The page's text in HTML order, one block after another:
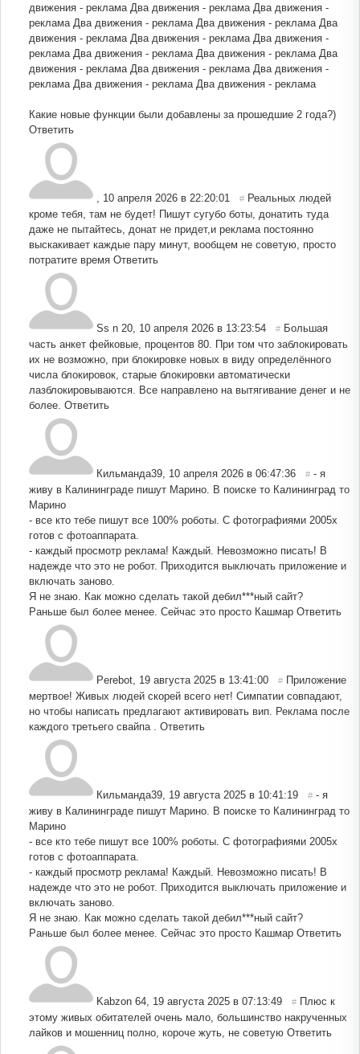
движения - реклама Два движения - реклама Два движения -
реклама Два движения - реклама Два движения - реклама Два
движения - реклама Два движения - реклама Два движения -
реклама Два движения - реклама Два движения - реклама Два
движения - реклама Два движения - реклама Два движения -
реклама Два движения - реклама Два движения - реклама
Какие новые функции были добавлены за прошедшие 2 года?)
Ответить
10 апреля 2026 в 22:20:01 # Реальных людей
кроме тебя, там не будет! Пишут сугубо боты, донатить туда
даже не пытайтесь, донат не придет,и реклама постоянно
выскакивает каждые пару минут, вообщем не советую, просто
потратите время Ответить
Ss n 20 10 апреля 2026 в 13:23:54 # Большая
часть анкет фейковые, процентов 80. При том что заблокировать
их не возможно, при блокировке новых в виду определённого
числа блокировок, старые блокировки автоматически
лазблокировываются. Все направлено на вытягивание денег и не
более. Ответить
Кильманда39 10 апреля 2026 в 06:47:36 # - я
живу в Калининграде пишут Марино. В поиске то Калининград то
Марино
- все кто тебе пишут все 100% роботы. С фотографиями 2005х
готов с фотоаппарата.
- каждый просмотр реклама! Каждый. Невозможно писать! В
надежде что это не робот. Приходится выключать приложение и
включать заново.
Я не знаю. Как можно сделать такой дебил***ный сайт?
Раньше был более менее. Сейчас это просто Кашмар Ответить
Perebot 19 августа 2025 в 13:41:00 # Приложение
мертвое! Живых людей скорей всего нет! Симпатии совпадают,
но чтобы написать предлагают активировать вип. Реклама после
каждого третьего свайпа .
Ответить
Кильманда39 19 августа 2025 в 10:41:19 # - я
живу в Калининграде пишут Марино. В поиске то Калининград то
Марино
- все кто тебе пишут все 100% роботы. С фотографиями 2005х
готов с фотоаппарата.
- каждый просмотр реклама! Каждый. Невозможно писать! В
надежде что это не робот. Приходится выключать приложение и
включать заново.
Я не знаю. Как можно сделать такой дебил***ный сайт?
Раньше был более менее. Сейчас это просто Кашмар Ответить
Kabzon 64 19 августа 2025 в 07:13:49 # Плюс к
этому живых обитателей очень мало, большинство накрученных
лайков и мошенниц полно, короче жуть, не советую Ответить